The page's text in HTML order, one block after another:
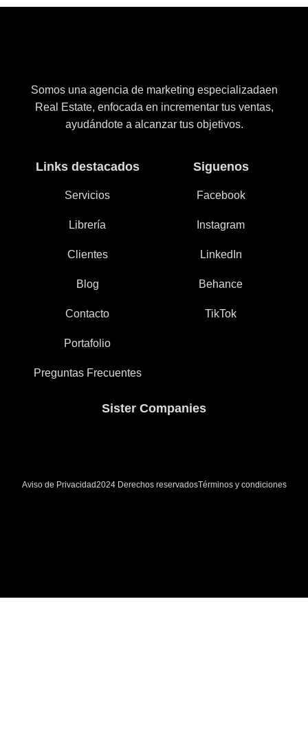
Somos una agencia de marketing especializadaen
Real Estate, enfocada en incrementar tus ventas,
ayudándote a alcanzar tus objetivos.
Links destacados
Servicios
Librería
Clientes
Blog
Contacto
Portafolio
Preguntas Frecuentes
Siguenos
Facebook
Instagram
LinkedIn
Behance
TikTok
Sister Companies
Aviso de Privacidad2024 Derechos reservadosTérminos y condiciones